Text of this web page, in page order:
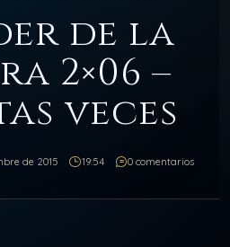
de la
2×06 –
veces
de 2015 19:54 0 comentarios